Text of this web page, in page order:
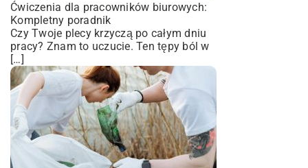
Ćwiczenia dla pracowników biurowych:
Kompletny poradnik
Czy Twoje plecy krzyczą po całym dniu
pracy? Znam to uczucie. Ten tępy ból w
[…]